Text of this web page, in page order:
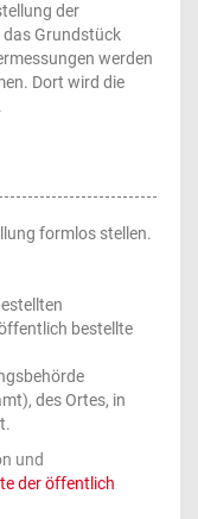
der
das Grundstück
werden
Dort wird die
formlos stellen.
bestellte
des Ortes, in
und
der öffentlich